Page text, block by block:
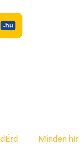
Minden hír